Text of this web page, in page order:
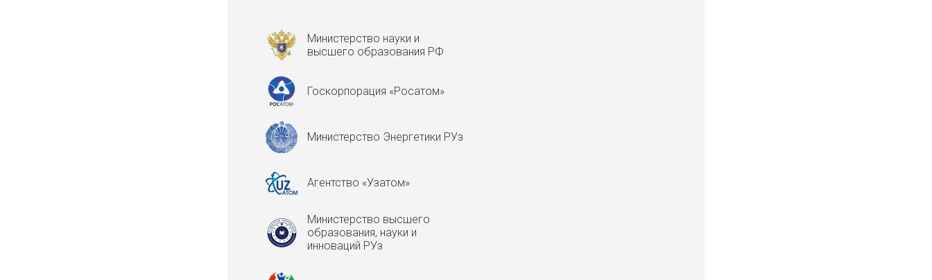
Министерство науки и
высшего образования РФ
Госкорпорация «Росатом»
Министерство Энергетики РУз
Агентство «Узатом»
Министерство высшего
образования, науки и
инноваций РУз